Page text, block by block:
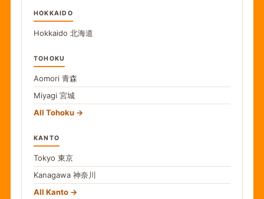
HOKKAIDO
Hokkaido 北海道
TOHOKU
Aomori 青森
Miyagi 宮城
All Tohoku
KANTO
Tokyo 東京
Kanagawa 神奈川
All Kanto